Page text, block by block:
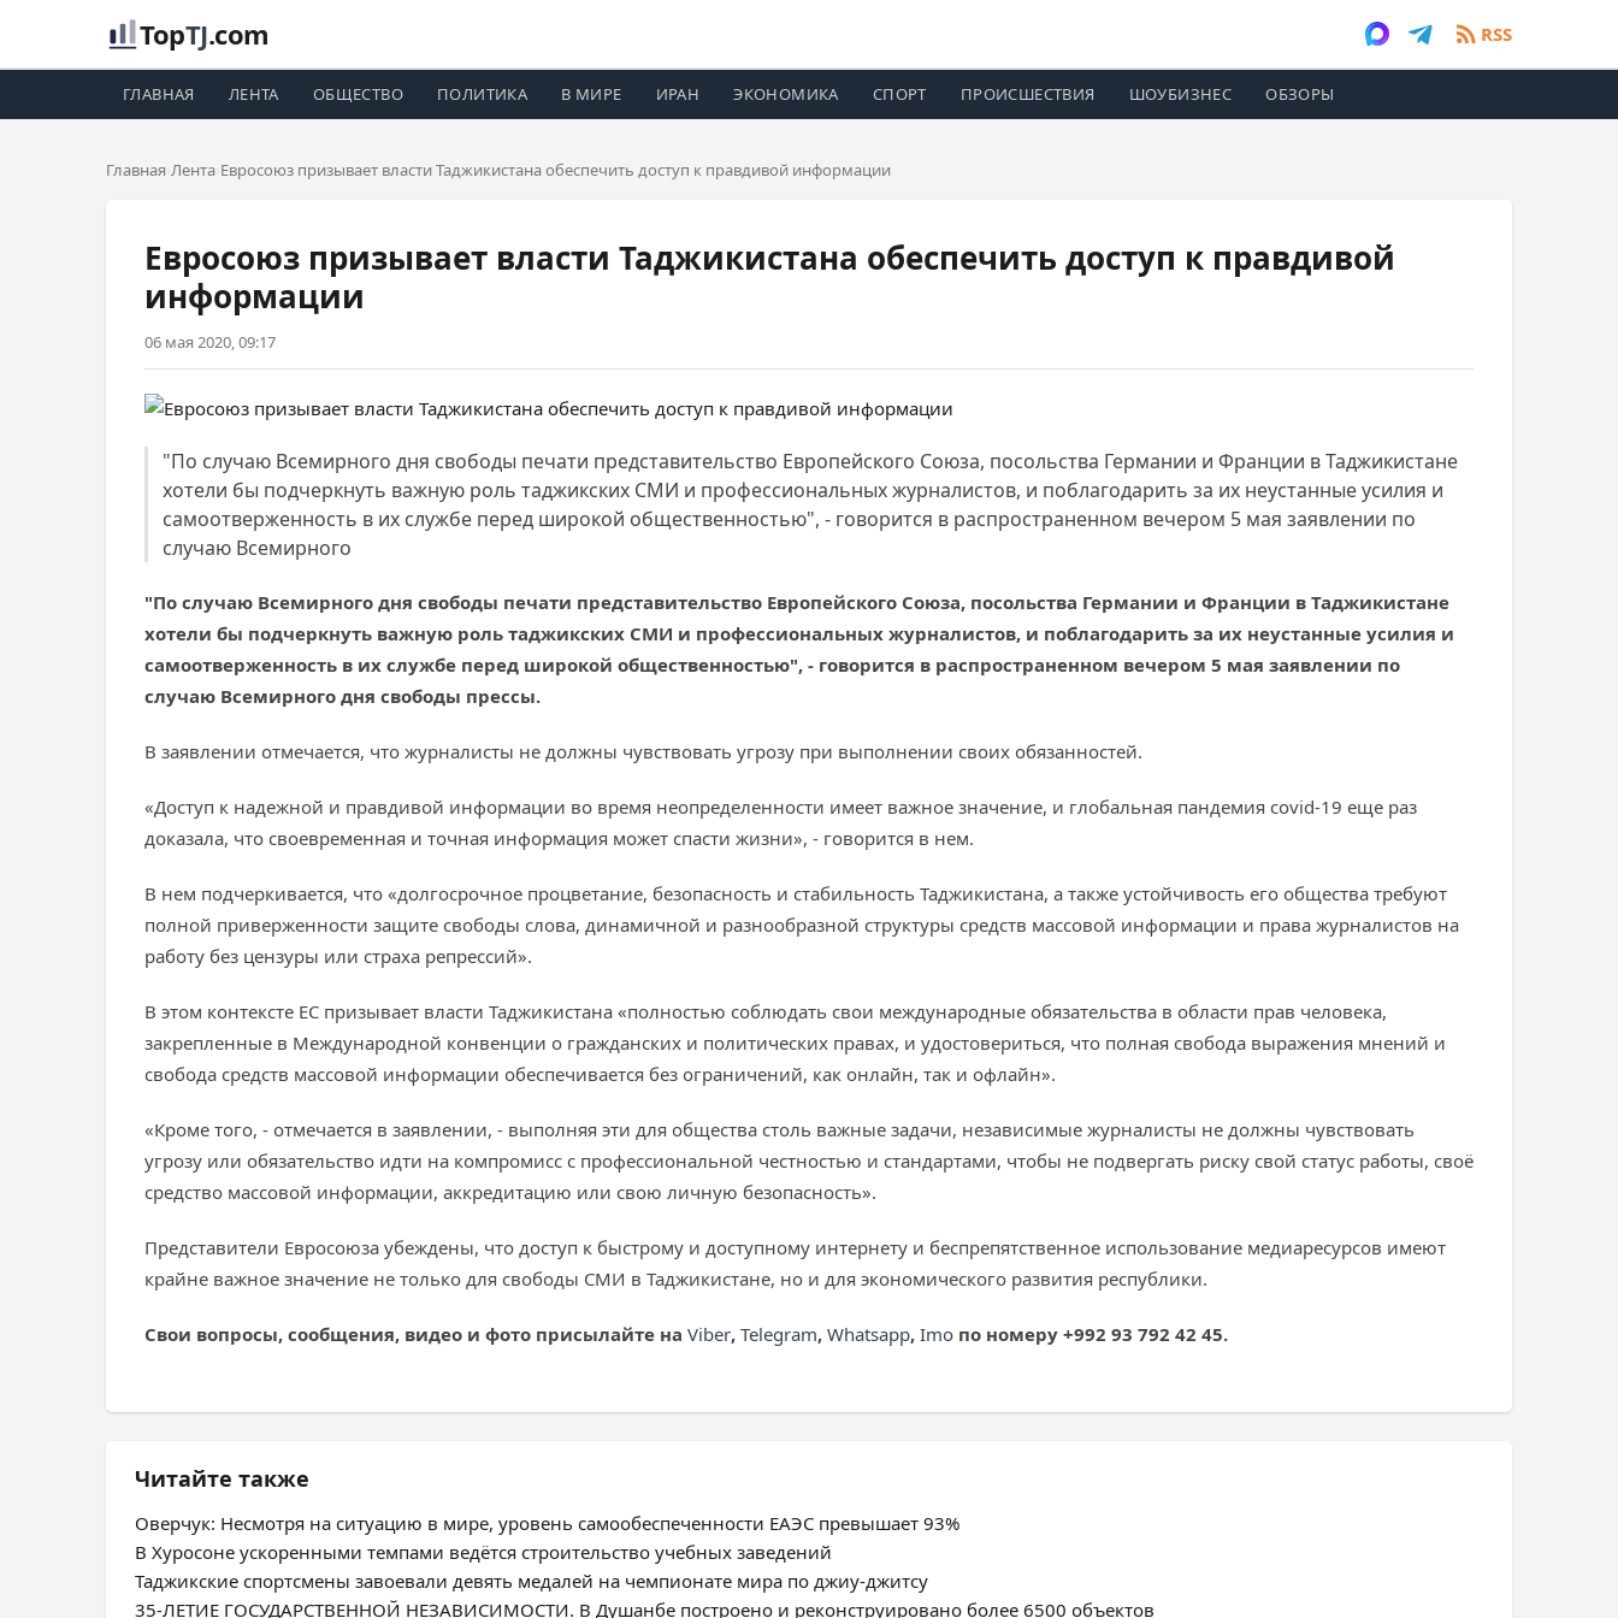
TopTJ.com RSS
ГЛАВНАЯ ЛЕНТА ОБЩЕСТВО ПОЛИТИКА В МИРЕ ИРАН ЭКОНОМИКА СПОРТ ПРОИСШЕСТВИЯ ШОУБИЗНЕС ОБЗОРЫ
Главная Лента Евросоюз призывает власти Таджикистана обеспечить доступ к правдивой информации
Евросоюз призывает власти Таджикистана обеспечить доступ к правдивой
информации
06 мая 2020, 09:17
"По случаю Всемирного дня свободы печати представительство Европейского Союза, посольства Германии и Франции в Таджикистане
хотели бы подчеркнуть важную роль таджикских СМИ и профессиональных журналистов, и поблагодарить за их неустанные усилия и
самоотверженность в их службе перед широкой общественностью", - говорится в распространенном вечером 5 мая заявлении по
случаю Всемирного
"По случаю Всемирного дня свободы печати представительство Европейского Союза, посольства Германии и Франции в Таджикистане
хотели бы подчеркнуть важную роль таджикских СМИ и профессиональных журналистов, и поблагодарить за их неустанные усилия и
самоотверженность в их службе перед широкой общественностью", - говорится в распространенном вечером 5 мая заявлении по
случаю Всемирного дня свободы прессы.
В заявлении отмечается, что журналисты не должны чувствовать угрозу при выполнении своих обязанностей.
«Доступ к надежной и правдивой информации во время неопределенности имеет важное значение, и глобальная пандемия covid-19 еще раз
доказала, что своевременная и точная информация может спасти жизни», - говорится в нем.
В нем подчеркивается, что «долгосрочное процветание, безопасность и стабильность Таджикистана, а также устойчивость его общества требуют
полной приверженности защите свободы слова, динамичной и разнообразной структуры средств массовой информации и права журналистов на
работу без цензуры или страха репрессий».
В этом контексте ЕС призывает власти Таджикистана «полностью соблюдать свои международные обязательства в области прав человека,
закрепленные в Международной конвенции о гражданских и политических правах, и удостовериться, что полная свобода выражения мнений и
свобода средств массовой информации обеспечивается без ограничений, как онлайн, так и офлайн».
«Кроме того, - отмечается в заявлении, - выполняя эти для общества столь важные задачи, независимые журналисты не должны чувствовать
угрозу или обязательство идти на компромисс с профессиональной честностью и стандартами, чтобы не подвергать риску свой статус работы, своё
средство массовой информации, аккредитацию или свою личную безопасность».
Представители Евросоюза убеждены, что доступ к быстрому и доступному интернету и беспрепятственное использование медиаресурсов имеют
крайне важное значение не только для свободы СМИ в Таджикистане, но и для экономического развития республики.
Свои вопросы, сообщения, видео и фото присылайте на Viber, Telegram, Whatsapp, Imo по номеру +992 93 792 42 45.
Читайте также
Оверчук: Несмотря на ситуацию в мире, уровень самообеспеченности ЕАЭС превышает 93%
В Хуросоне ускоренными темпами ведётся строительство учебных заведений
Таджикские спортсмены завоевали девять медалей на чемпионате мира по джиу-джитсу
35-ЛЕТИЕ ГОСУДАРСТВЕННОЙ НЕЗАВИСИМОСТИ. В Душанбе построено и реконструировано более 6500 объектов